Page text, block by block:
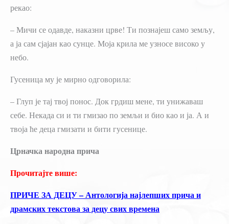
рекао:
– Мичи се одавде, наказни црве! Ти познајеш само земљу,
а ја сам сјајан као сунце. Моја крила ме узносе високо у
небо.
Гусеница му је мирно одговорила:
– Глуп је тај твој понос. Док грдиш мене, ти унижаваш
себе. Некада си и ти гмизао по земљи и био као и ја. А и
твоја ће деца гмизати и бити гусенице.
Црначка народна прича
Прочитајте више:
ПРИЧЕ ЗА ДЕЦУ – Антологија најлепших прича и
драмских текстова за децу свих времена